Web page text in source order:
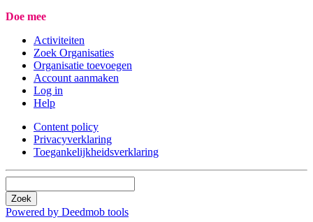
Doe mee
Activiteiten
Zoek Organisaties
Organisatie toevoegen
Account aanmaken
Log in
Help
Content policy
Privacyverklaring
Toegankelijkheidsverklaring
Zoek
Powered by Deedmob tools